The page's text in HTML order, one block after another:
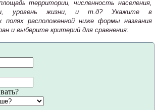
территории, численность населения,
уровень жизни, и т.д? Укажите в
расположенной ниже формы названия
и выберите критерий для сравнения: